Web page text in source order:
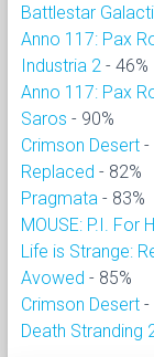
Battlestar
Anno 117: Pax
Industria 2 - 46%
Anno 117: Pax
Saros - 90%
Crimson Desert -
Replaced - 82%
Pragmata - 83%
MOUSE: P.I. For
Life is Strange:
Avowed - 85%
Crimson Desert -
Death Stranding